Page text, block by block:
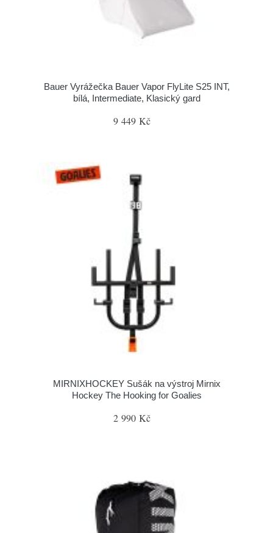
Bauer Vyrážečka Bauer Vapor FlyLite S25 INT,
bílá, Intermediate, Klasický gard
9 449 Kč
MIRNIXHOCKEY Sušák na výstroj Mirnix
Hockey The Hooking for Goalies
2 990 Kč